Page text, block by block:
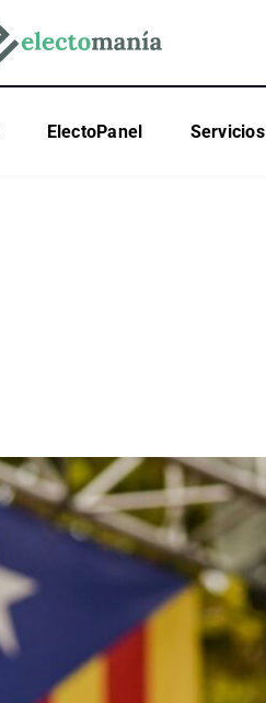
ElectoPanel Servicios